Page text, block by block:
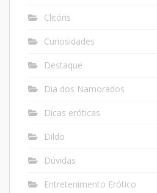
Clitóris
Curiosidades
Destaque
Dia dos Namorados
Dicas eróticas
Dildo
Dúvidas
Entretenimento Erótico